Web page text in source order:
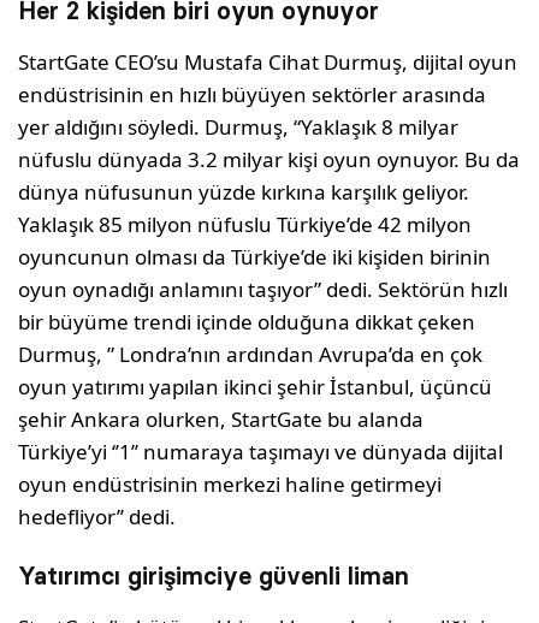
Her 2 kişiden biri oyun oynuyor
StartGate CEO’su Mustafa Cihat Durmuş, dijital oyun
endüstrisinin en hızlı büyüyen sektörler arasında
yer aldığını söyledi. Durmuş, “Yaklaşık 8 milyar
nüfuslu dünyada 3.2 milyar kişi oyun oynuyor. Bu da
dünya nüfusunun yüzde kırkına karşılık geliyor.
Yaklaşık 85 milyon nüfuslu Türkiye’de 42 milyon
oyuncunun olması da Türkiye’de iki kişiden birinin
oyun oynadığı anlamını taşıyor” dedi. Sektörün hızlı
bir büyüme trendi içinde olduğuna dikkat çeken
Durmuş, ” Londra’nın ardından Avrupa’da en çok
oyun yatırımı yapılan ikinci şehir İstanbul, üçüncü
şehir Ankara olurken, StartGate bu alanda
Türkiye’yi ‘’1’’ numaraya taşımayı ve dünyada dijital
oyun endüstrisinin merkezi haline getirmeyi
hedefliyor’’ dedi.
Yatırımcı girişimciye güvenli liman